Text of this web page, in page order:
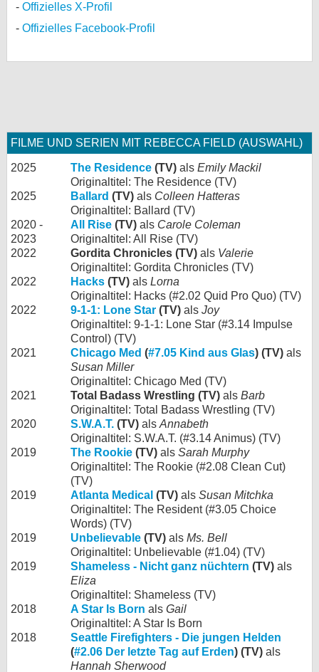
Offizielles X-Profil
Offizielles Facebook-Profil
FILME UND SERIEN MIT REBECCA FIELD (AUSWAHL)
2025 The Residence (TV) als Emily Mackil
Originaltitel: The Residence (TV)
2025
Ballard (TV) als Colleen Hatteras
Originaltitel: Ballard (TV)
2020 -
2023
All Rise (TV) als Carole Coleman
Originaltitel: All Rise (TV)
2022
Gordita Chronicles (TV) als Valerie
Originaltitel: Gordita Chronicles (TV)
2022
Hacks (TV) als Lorna
Originaltitel: Hacks (#2.02 Quid Pro Quo) (TV)
2022
9-1-1: Lone Star (TV) als Joy
Originaltitel: 9-1-1: Lone Star (#3.14 Impulse
Control) (TV)
2021
Chicago Med (#7.05 Kind aus Glas) (TV) als
Susan Miller
Originaltitel: Chicago Med (TV)
2021
Total Badass Wrestling (TV) als Barb
Originaltitel: Total Badass Wrestling (TV)
2020
S.W.A.T. (TV) als Annabeth
Originaltitel: S.W.A.T. (#3.14 Animus) (TV)
2019
The Rookie (TV) als Sarah Murphy
Originaltitel: The Rookie (#2.08 Clean Cut)
(TV)
2019
Atlanta Medical (TV) als Susan Mitchka
Originaltitel: The Resident (#3.05 Choice
Words) (TV)
2019
Unbelievable (TV) als Ms. Bell
Originaltitel: Unbelievable (#1.04) (TV)
2019
Shameless - Nicht ganz nüchtern (TV) als
Eliza
Originaltitel: Shameless (TV)
2018
A Star Is Born als Gail
Originaltitel: A Star Is Born
2018
Seattle Firefighters - Die jungen Helden
(#2.06 Der letzte Tag auf Erden) (TV) als
Hannah Sherwood